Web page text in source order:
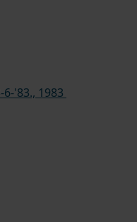
'83., 1983